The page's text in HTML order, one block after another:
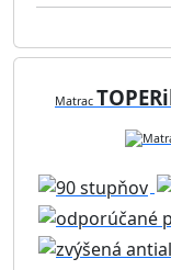
Matrac